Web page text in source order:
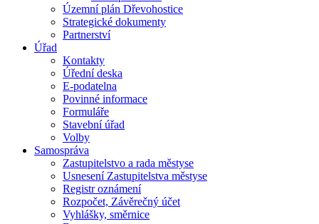
Územní plán Dřevohostice
Strategické dokumenty
Partnerství
Úřad
Kontakty
Úřední deska
E-podatelna
Povinné informace
Formuláře
Stavební úřad
Volby
Samospráva
Zastupitelstvo a rada městyse
Usnesení Zastupitelstva městyse
Registr oznámení
Rozpočet, Závěrečný účet
Vyhlášky, směrnice